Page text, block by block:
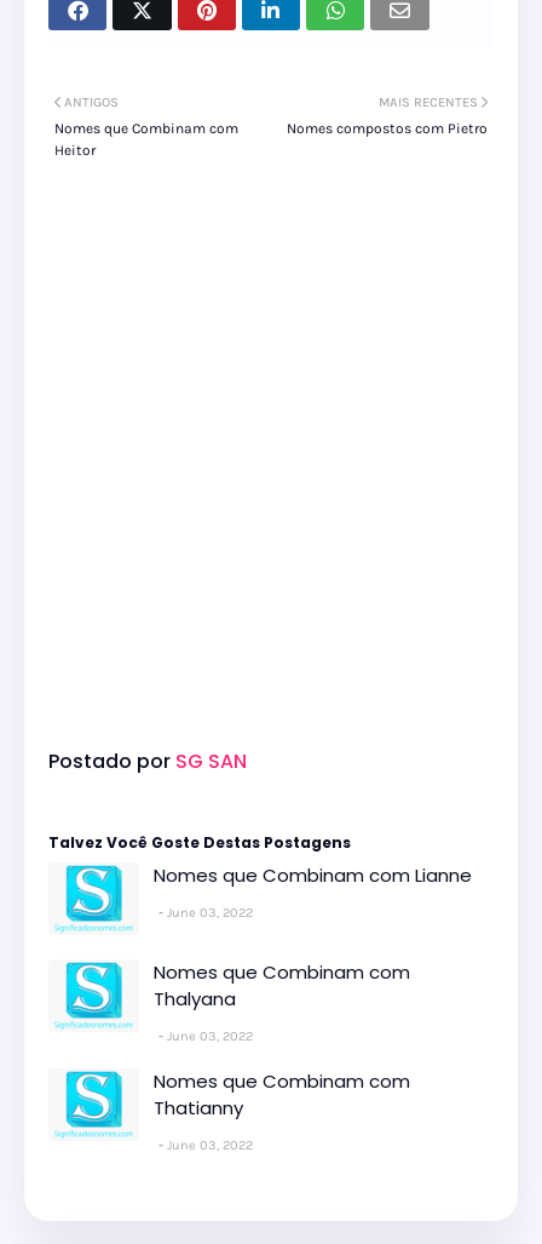
MAIS RECENTES
Nomes compostos com Pietro
ANTIGOS
Nomes que Combinam com
Heitor
Postado por SG SAN
Talvez Você Goste Destas Postagens
Nomes que Combinam com Lianne
June 03, 2022
Nomes que Combinam com
Thalyana
June 03, 2022
Nomes que Combinam com
Thatianny
June 03, 2022